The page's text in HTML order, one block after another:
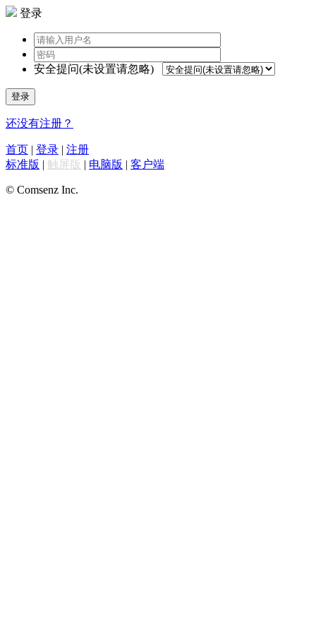
登录
安全提问(未设置请忽略)
登录
还没有注册？
首页 | 登录 | 注册
标准版 | 触屏版 | 电脑版 | 客户端
© Comsenz Inc.